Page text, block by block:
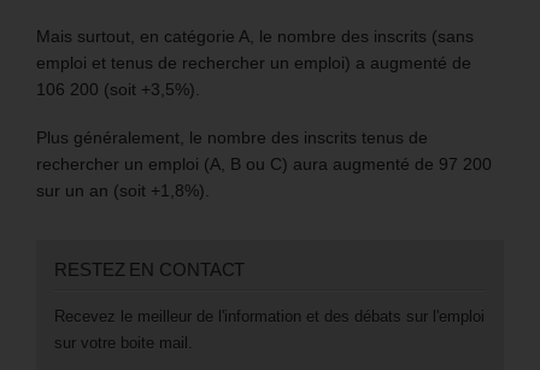
Mais surtout, en catégorie A, le nombre des inscrits (sans
emploi et tenus de rechercher un emploi) a augmenté de
106 200 (soit +3,5%).
Plus généralement, le nombre des inscrits tenus de
rechercher un emploi (A, B ou C) aura augmenté de 97 200
sur un an (soit +1,8%).
RESTEZ EN CONTACT
Recevez le meilleur de l'information et des débats sur l'emploi
sur votre boite mail.